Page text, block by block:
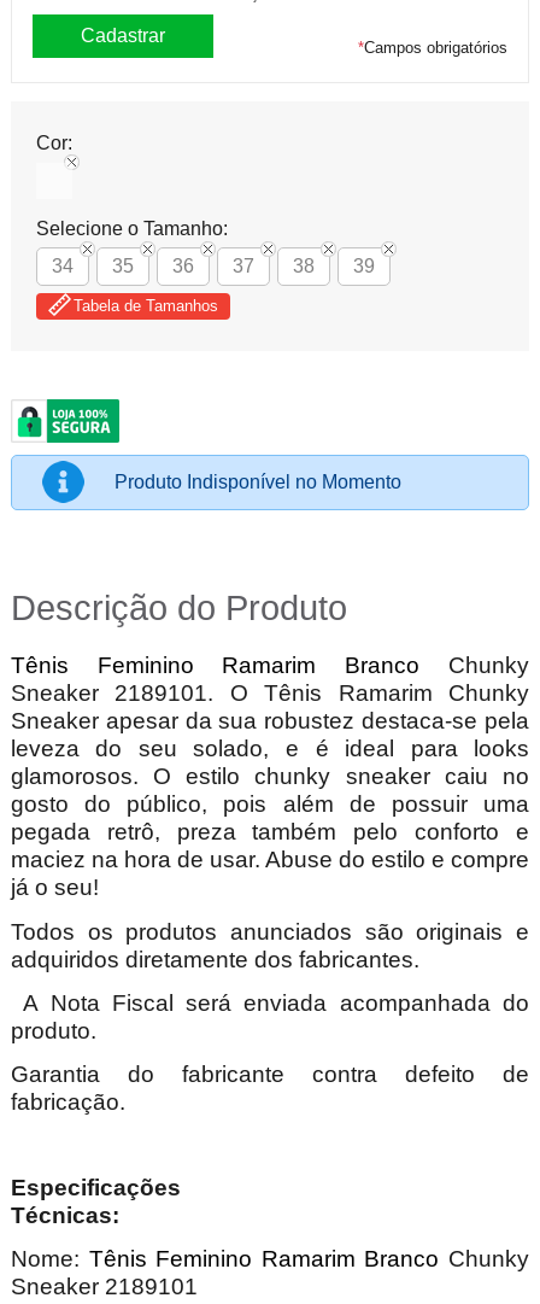
*Campos obrigatórios
Cor:
Selecione o Tamanho:
34
35 36 37 38 39
Tabela de Tamanhos
Produto Indisponível no Momento
Descrição do Produto
Tênis Feminino Ramarim Branco Chunky
Sneaker 2189101. O Tênis Ramarim Chunky
Sneaker apesar da sua robustez destaca-se pela
leveza do seu solado, e é ideal para looks
glamorosos. O estilo chunky sneaker caiu no
gosto do público, pois além de possuir uma
pegada retrô, preza também pelo conforto e
maciez na hora de usar. Abuse do estilo e compre
já o seu!
Todos os produtos anunciados são originais e
adquiridos diretamente dos fabricantes.
A Nota Fiscal será enviada acompanhada do
produto.
Garantia do fabricante contra defeito de
fabricação.
Especificações
Nome: Tênis Feminino Ramarim Branco Chunky
Sneaker 2189101